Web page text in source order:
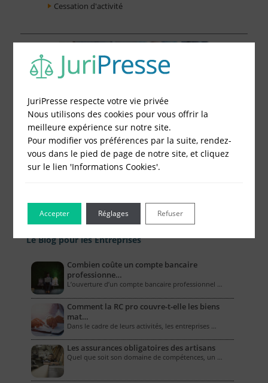
Cessation d'activité
Le Blog pour les Entreprises
Combien coûte un compte bancaire
professionne…
L’ouverture d’un compte bancaire professionnel …
Comment la RC pro couvre-t-elle les biens
mat…
Dans le cadre de leurs activités, les entreprises …
Les assurances obligatoires des artisans
Quel que soit son domaine de compétences, un …
JuriPresse respecte votre vie privée
Nous utilisons des cookies pour vous offrir la
meilleure expérience sur notre site.
Pour modifier vos préférences par la suite, rendez-
vous dans le pied de page de notre site, et cliquez
sur le lien 'Informations Cookies'.
Accepter Refuser
Réglages